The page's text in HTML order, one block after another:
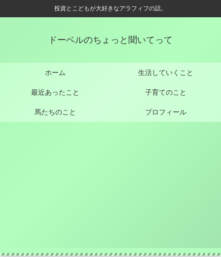
投資とこどもが大好きなアラフィフの話。
ドーベルのちょっと聞いてって
ホーム 生活していくこと
最近あったこと 子育てのこと
馬たちのこと プロフィール